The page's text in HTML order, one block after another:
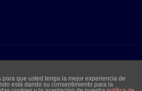
conWordPress|Frankfurt
por ThemeArile
para que usted tenga la mejor experiencia de
está dando su consentimiento para la